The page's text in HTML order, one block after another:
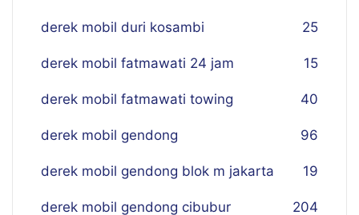
derek mobil duri kosambi 25
derek mobil fatmawati 24 jam 15
derek mobil fatmawati towing 40
derek mobil gendong 96
derek mobil gendong blok m jakarta 19
derek mobil gendong cibubur 204